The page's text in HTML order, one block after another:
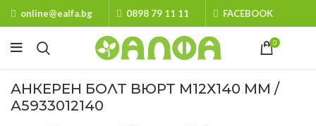
online@ealfa.bg 0898 79 11 11 FACEBOOK
0
АНКЕРЕН БОЛТ ВЮРТ M12Х140 ММ /
А5933012140